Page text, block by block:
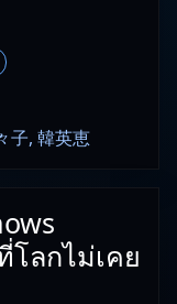
子, 韓英恵
โลกไม่เคย